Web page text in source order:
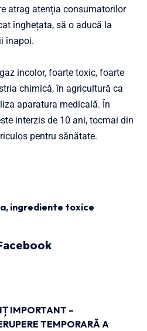
atrag atenția consumatorilor
înghețata, să o aducă la
înapoi.
incolor, foarte toxic, foarte
chimică, în agricultură ca
aparatura medicală. În
interzis de 10 ani, tocmai din
pentru sănătate.
, ingrediente toxice
IMPORTANT –
TEMPORARĂ A